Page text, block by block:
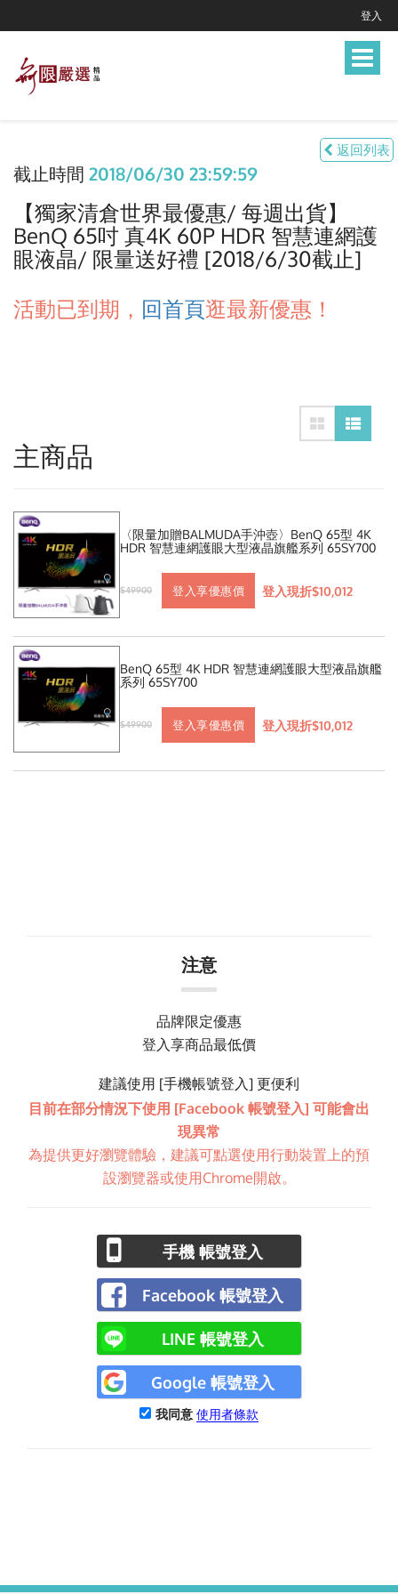
登入
Toggle
返回列表
截止時間 2018/06/30 23:59:59
【獨家清倉世界最優惠/ 每週出貨】
BenQ 65吋 真4K 60P HDR 智慧連網護
眼液晶/ 限量送好禮 [2018/6/30截止]
活動已到期， 回首頁逛最新優惠！
主商品
〈限量加贈BALMUDA手沖壺〉BenQ 65型 4K
HDR 智慧連網護眼大型液晶旗艦系列 65SY700
$49900 登入享優惠價 登入現折$10,012
BenQ 65型 4K HDR 智慧連網護眼大型液晶旗艦
系列 65SY700
$49900 登入享優惠價 登入現折$10,012
注意
品牌限定優惠
登入享商品最低價
建議使用 [手機帳號登入] 更便利
目前在部分情況下使用 [Facebook 帳號登入] 可能會出
現異常
為提供更好瀏覽體驗，建議可點選使用行動裝置上的預
設瀏覽器或使用Chrome開啟。
手機 帳號登入
Facebook 帳號登入
LINE 帳號登入
Google 帳號登入
我同意 使用者條款